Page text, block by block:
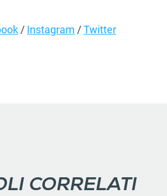
/ Instagram /Twitter
CORRELATI